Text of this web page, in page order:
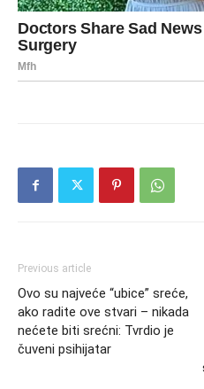
Previous article
Ovo su najveće “ubice” sreće,
ako radite ove stvari – nikada
nećete biti srećni: Tvrdio je
čuveni psihijatar